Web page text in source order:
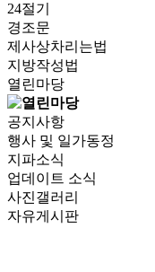
24절기
경조문
제사상차리는법
지방작성법
열린마당
공지사항
행사 및 일가동정
지파소식
업데이트 소식
사진갤러리
자유게시판